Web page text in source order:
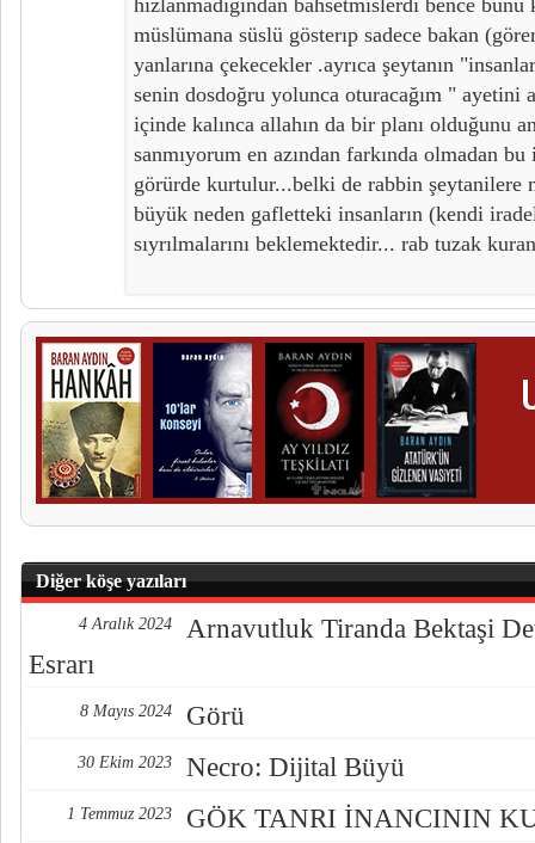
hızlanmadıgından bahsetmıslerdi bence
müslümana süslü gösterıp sadece bakan
yanlarına çekecekler .ayrıca şeytanın
senin dosdoğru yolunca oturacağım " ayetini
içinde kalınca allahın da bir planı olduğunu
sanmıyorum en azından farkında olmadan
görürde kurtulur...belki de rabbin şeytanilere
büyük neden gafletteki insanların (kendi
sıyrılmalarını beklemektedir... rab tuzak
Diğer köşe yazıları
4 Aralık 2024
Arnavutluk Tiranda Bektaşi
Esrarı
8 Mayıs 2024 Görü
30 Ekim 2023 Necro: Dijital Büyü
1 Temmuz 2023 GÖK TANRI İNANCININ